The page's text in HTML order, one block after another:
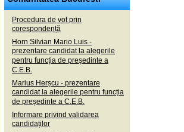
Procedura de vot prin
corespondență
Horn Silvian Mario Luis -
prezentare candidat la alegerile
pentru funcția de președinte a
C.E.B.
Marius Herșcu - prezentare
candidat la alegerile pentru funcția
de președinte a C.E.B.
Informare privind validarea
candidaților